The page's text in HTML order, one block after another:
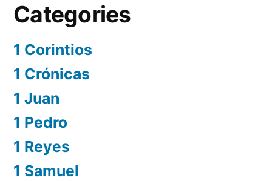
Categories
1 Corintios
1 Crónicas
1 Juan
1 Pedro
1 Reyes
1 Samuel